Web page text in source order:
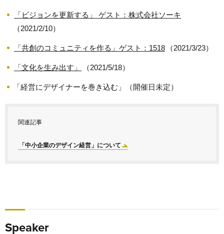
「ビジョンを更新する」 ゲスト：株式会社ソーキ
（2021/2/10）
「共創のコミュニティを作る」ゲスト：1518 （2021/3/23）
「文化を生み出す」 （2021/5/18）
「経営にデザイナーを巻き込む」（開催日未定）
関連記事
「中小企業のデザイン経営」について
Speaker